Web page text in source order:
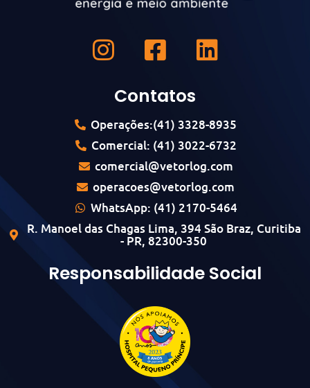
Contatos
Operações:(41) 3328-8935
Comercial: (41) 3022-6732
comercial@vetorlog.com
operacoes@vetorlog.com
WhatsApp: (41) 2170-5464
R. Manoel das Chagas Lima, 394 São Braz, Curitiba
- PR, 82300-350
Responsabilidade Social